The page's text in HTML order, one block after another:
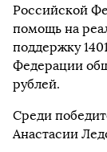
Российской
помощь на
поддержку
Федерации
рублей.
Среди
Анастасии